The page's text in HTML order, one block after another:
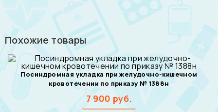
Похожие товары
Посиндромная укладка при желудочно-кишечном
кровотечении по приказу № 1388н
7 900 руб.